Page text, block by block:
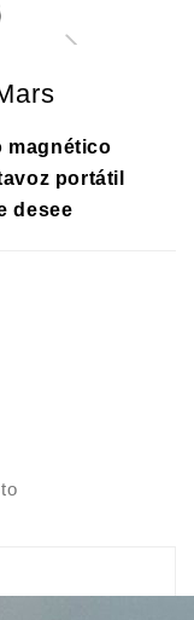
magnético
portátil
desee